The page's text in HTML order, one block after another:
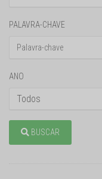
PALAVRA-CHAVE
ANO
BUSCAR